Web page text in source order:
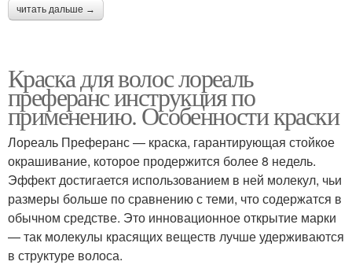
читать дальше →
Краска для волос лореаль
преферанс инструкция по
применению. Особенности краски
Лореаль Преферанс — краска, гарантирующая стойкое
окрашивание, которое продержится более 8 недель.
Эффект достигается использованием в ней молекул, чьи
размеры больше по сравнению с теми, что содержатся в
обычном средстве. Это инновационное открытие марки
— так молекулы красящих веществ лучше удерживаются
в структуре волоса.